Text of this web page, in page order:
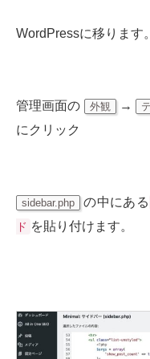
WordPressに移ります。
管理画面の 外観 →
にクリック
sidebar.php の中にある
ド を貼り付けます。